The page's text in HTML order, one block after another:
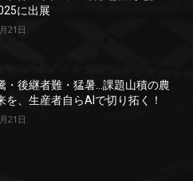
に出展
21日
・後継者難・猛暑…課題山積の農
を、生産者自らAIで切り拓く！
21日